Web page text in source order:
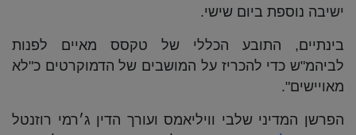
ישיבה נוספת ביום שישי.
בינתיים, התובע הכללי של טקסס מאיים לפנות
לביהמ"ש כדי להכריז על המושבים של הדמוקרטים כ"לא
מאויישים".
הפרשן המדיני שלבי וויליאמס ועורך הדין ג׳רמי רוזנטל